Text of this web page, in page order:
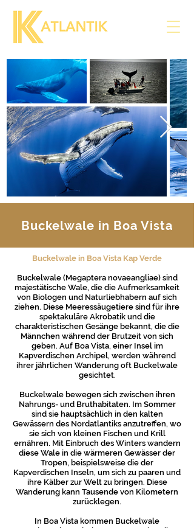
Buckelwale in Boa Vista
Buckelwale in Boa Vista Kap Verde
Buckelwale (Megaptera novaeangliae) sind
majestätische Wale, die die Aufmerksamkeit
von Biologen und Naturliebhabern auf sich
ziehen. Diese Meeressäugetiere sind für ihre
spektakuläre Akrobatik und die
charakteristischen Gesänge bekannt, die die
Männchen während der Brutzeit von sich
geben. Auf Boa Vista, einer Insel im
Kapverdischen Archipel, werden während
ihrer jährlichen Wanderung oft Buckelwale
gesichtet.
Buckelwale bewegen sich zwischen ihren
Nahrungs- und Bruthabitaten. Im Sommer
sind sie hauptsächlich in den kalten
Gewässern des Nordatlantiks anzutreffen, wo
sie sich von kleinen Fischen und Krill
ernähren. Mit Einbruch des Winters wandern
diese Wale in die wärmeren Gewässer der
Tropen, beispielsweise die der
Kapverdischen Inseln, um sich zu paaren und
ihre Kälber zur Welt zu bringen. Diese
Wanderung kann Tausende von Kilometern
zurücklegen.
In Boa Vista kommen Buckelwale